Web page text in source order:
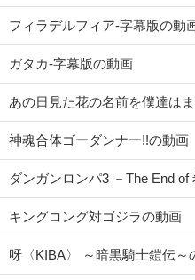
フィラデルフィア-字幕版の動
ガタカ-字幕版の動画
あの日見た花の名前を僕達は
神魂合体ゴーダンナー!!の動画
ダンガンロンパ3 －The End
キングコング対ゴジラの動画
呀〈KIBA〉 ～暗黒騎士鎧伝～